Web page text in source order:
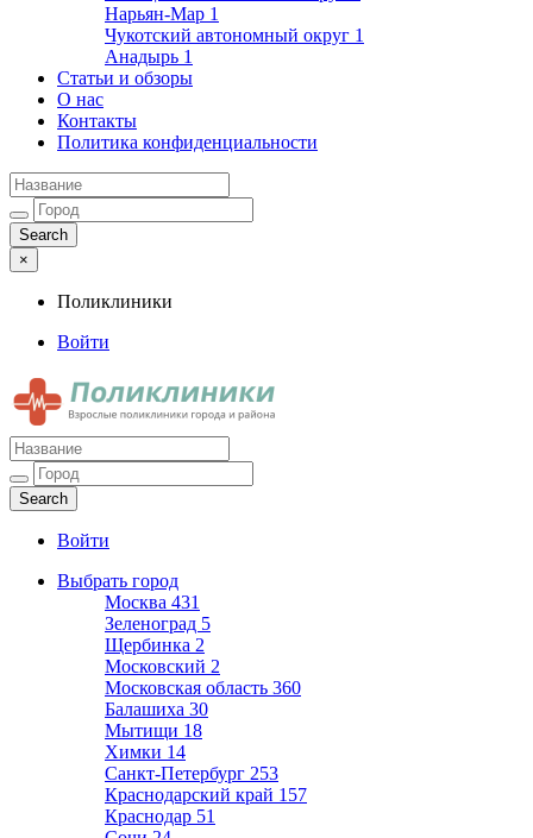
Нарьян-Мар 1
Чукотский автономный округ 1
Анадырь 1
Статьи и обзоры
О нас
Контакты
Политика конфиденциальности
×
Поликлиники
Войти
Поликлиники
Взрослые поликлиники города и района
Войти
Выбрать город
Москва 431
Зеленоград 5
Щербинка 2
Московский 2
Московская область 360
Балашиха 30
Мытищи 18
Химки 14
Санкт-Петербург 253
Краснодарский край 157
Краснодар 51